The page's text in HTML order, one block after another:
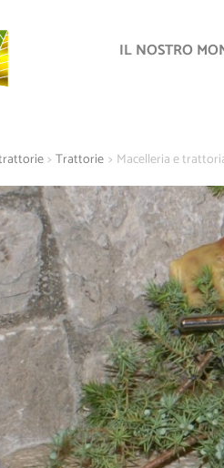
IL NOSTRO
> Trattorie > Macelleria e